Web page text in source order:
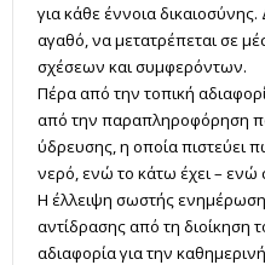
για κάθε έννοια
αγαθό, να μετατρέπεται σε
σχέσεων και συμφερόντων.
Πέρα από την τοπική
από την παραπληροφόρηση
ύδρευσης, η οποία πιστεύει
νερό, ενώ το κάτω έχει – ενώ
Η έλλειψη σωστής
αντίδρασης από τη διοίκηση
αδιαφορία για την